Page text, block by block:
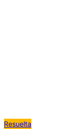
Resuelta